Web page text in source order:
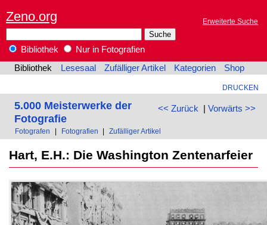
Zeno.org Erweiterte Suche
Bibliothek
Nur in Fotografien
Bibliothek
Lesesaal Zufälliger Artikel Kategorien Shop
DRUCKEN
<< Zurück | Vorwärts >>
5.000 Meisterwerke der
Fotografie
Fotografen Fotografien Zufälliger Artikel
Hart, E.H.: Die Washington Zentenarfeier